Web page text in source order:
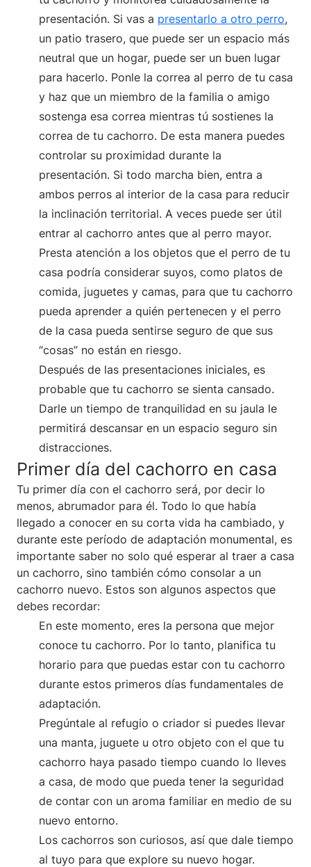
presentación. Si vas a presentarlo a otro perro,
un patio trasero, que puede ser un espacio más
neutral que un hogar, puede ser un buen lugar
para hacerlo. Ponle la correa al perro de tu casa
y haz que un miembro de la familia o amigo
sostenga esa correa mientras tú sostienes la
correa de tu cachorro. De esta manera puedes
controlar su proximidad durante la
presentación. Si todo marcha bien, entra a
ambos perros al interior de la casa para reducir
la inclinación territorial. A veces puede ser útil
entrar al cachorro antes que al perro mayor.
Presta atención a los objetos que el perro de tu
casa podría considerar suyos, como platos de
comida, juguetes y camas, para que tu cachorro
pueda aprender a quién pertenecen y el perro
de la casa pueda sentirse seguro de que sus
“cosas” no están en riesgo.
Después de las presentaciones iniciales, es
probable que tu cachorro se sienta cansado.
Darle un tiempo de tranquilidad en su jaula le
permitirá descansar en un espacio seguro sin
distracciones.
Primer día del cachorro en casa
Tu primer día con el cachorro será, por decir lo
menos, abrumador para él. Todo lo que había
llegado a conocer en su corta vida ha cambiado, y
durante este período de adaptación monumental, es
importante saber no solo qué esperar al traer a casa
un cachorro, sino también cómo consolar a un
cachorro nuevo. Estos son algunos aspectos que
debes recordar:
En este momento, eres la persona que mejor
conoce tu cachorro. Por lo tanto, planifica tu
horario para que puedas estar con tu cachorro
durante estos primeros días fundamentales de
adaptación.
Pregúntale al refugio o criador si puedes llevar
una manta, juguete u otro objeto con el que tu
cachorro haya pasado tiempo cuando lo lleves
a casa, de modo que pueda tener la seguridad
de contar con un aroma familiar en medio de su
nuevo entorno.
Los cachorros son curiosos, así que dale tiempo
al tuyo para que explore su nuevo hogar.